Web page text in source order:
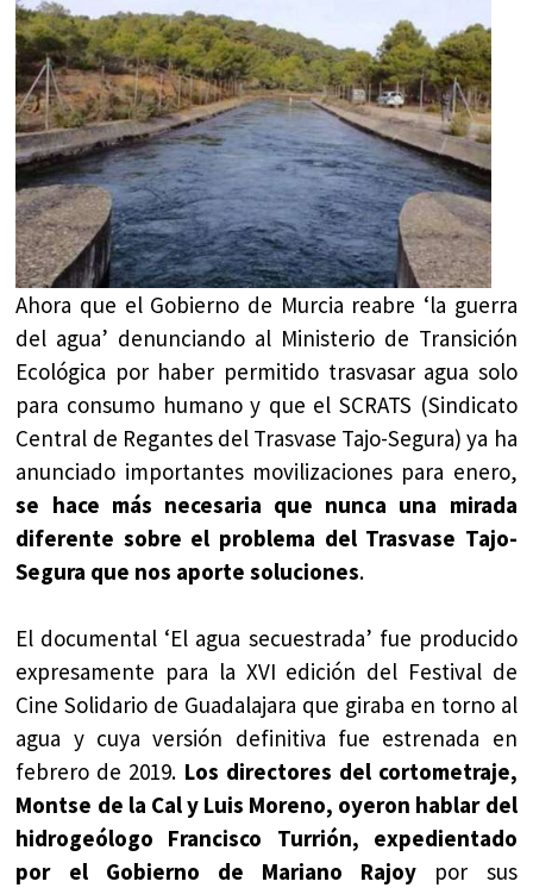
Ahora que el Gobierno de Murcia reabre ‘la guerra
del agua’ denunciando al Ministerio de Transición
Ecológica por haber permitido trasvasar agua solo
para consumo humano y que el SCRATS (Sindicato
Central de Regantes del Trasvase Tajo-Segura) ya ha
anunciado importantes movilizaciones para enero,
se hace más necesaria que nunca una mirada
diferente sobre el problema del Trasvase Tajo-
Segura que nos aporte soluciones.
El documental ‘El agua secuestrada’ fue producido
expresamente para la XVI edición del Festival de
Cine Solidario de Guadalajara que giraba en torno al
agua y cuya versión definitiva fue estrenada en
febrero de 2019. Los directores del cortometraje,
Montse de la Cal y Luis Moreno, oyeron hablar del
hidrogeólogo Francisco Turrión, expedientado
por el Gobierno de Mariano Rajoy por sus